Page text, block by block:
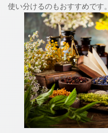
使い分けるのもおすすめです。